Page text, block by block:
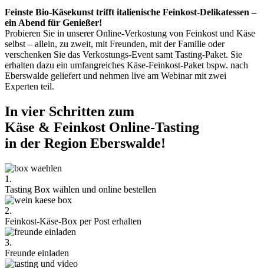
Feinste Bio-Käsekunst trifft italienische Feinkost-Delikatessen –
ein Abend für Genießer!
Probieren Sie in unserer Online-Verkostung von Feinkost und Käse
selbst – allein, zu zweit, mit Freunden, mit der Familie oder
verschenken Sie das Verkostungs-Event samt Tasting-Paket. Sie
erhalten dazu ein umfangreiches Käse-Feinkost-Paket bspw. nach
Eberswalde geliefert und nehmen live am Webinar mit zwei
Experten teil.
In vier Schritten zum
Käse & Feinkost Online-Tasting
in der Region Eberswalde!
1.
Tasting Box wählen und online bestellen
2.
Feinkost-Käse-Box per Post erhalten
3.
Freunde einladen